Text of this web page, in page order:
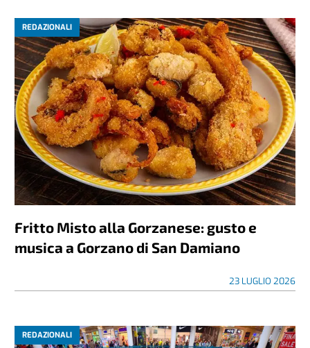
REDAZIONALI
Fritto Misto alla Gorzanese: gusto e
musica a Gorzano di San Damiano
23 LUGLIO 2026
REDAZIONALI